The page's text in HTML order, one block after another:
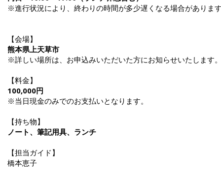
※進行状況により、終わりの時間が多少遅くなる場合がありま
【会場】
熊本県上天草市
※詳しい場所は、お申込みいただいた方にお知らせいたします
【料金】
100,000円
※当日現金のみでのお支払いとなります。
【持ち物】
ノート、筆記用具、ランチ
【担当ガイド】
橋本恵子